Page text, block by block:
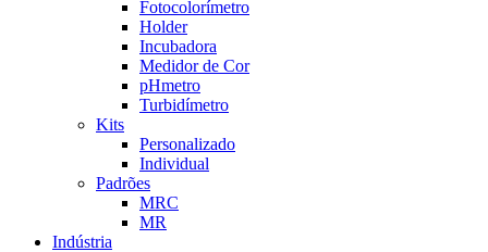
Fotocolorímetro
Holder
Incubadora
Medidor de Cor
pHmetro
Turbidímetro
Kits
Personalizado
Individual
Padrões
MRC
MR
Indústria